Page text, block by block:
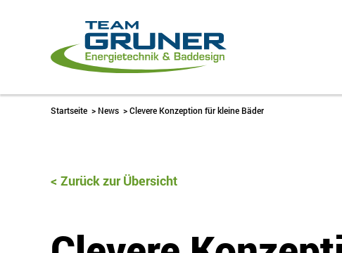
Startseite > News >Clevere Konzeption für kleine Bäder
Zurück zur Übersicht